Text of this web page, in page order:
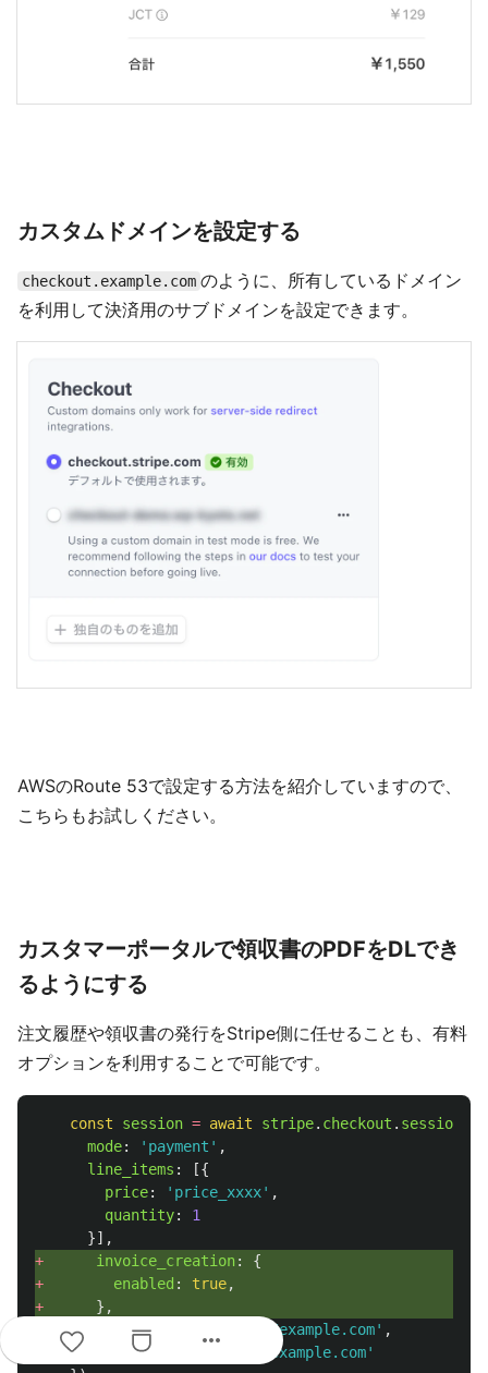
カスタムドメインを設定する
checkout.example.com のように、所有しているドメイン
を利用して決済用のサブドメインを設定できます。
AWSのRoute 53で設定する方法を紹介していますので、
こちらもお試しください。
カスタマーポータルで領収書のPDFをDLでき
るようにする
注文履歴や領収書の発行をStripe側に任せることも、有料
オプションを利用することで可能です。
const session = await stripe. checkout . sessions
mode: ' payment ' ,
line_items :
[{
price: ' price_xxxx' ,
quantity:
1
}],
+
invoice_creation:
{
+
enabled : true,
+
},
success_url
https://example.com' ,
cancel_url
https://example.com'
more_horiz